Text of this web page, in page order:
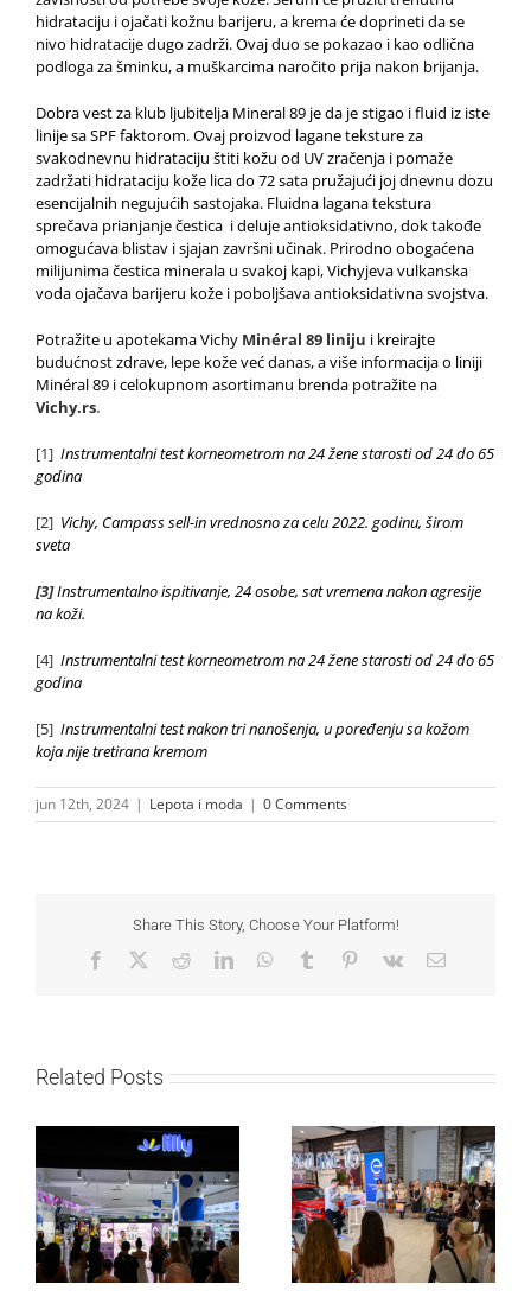
hidrataciju i ojačati kožnu barijeru, a krema će doprineti da se
nivo hidratacije dugo zadrži. Ovaj duo se pokazao i kao odlična
podloga za šminku, a muškarcima naročito prija nakon brijanja.
Dobra vest za klub ljubitelja Mineral 89 je da je stigao i fluid iz iste
linije sa SPF faktorom. Ovaj proizvod lagane teksture za
svakodnevnu hidrataciju štiti kožu od UV zračenja i pomaže
zadržati hidrataciju kože lica do 72 sata pružajući joj dnevnu dozu
esencijalnih negujućih sastojaka. Fluidna lagana tekstura
sprečava prianjanje čestica i deluje antioksidativno, dok takođe
omogućava blistav i sjajan završni učinak. Prirodno obogaćena
milijunima čestica minerala u svakoj kapi, Vichyjeva vulkanska
voda ojačava barijeru kože i poboljšava antioksidativna svojstva.
Potražite u apotekama Vichy Minéral 89 liniju i kreirajte
budućnost zdrave, lepe kože već danas, a više informacija o liniji
Minéral 89 i celokupnom asortimanu brenda potražite na
Vichy.rs.
[1] Instrumentalni test korneometrom na 24 žene starosti od 24 do 65
godina
[2] Vichy, Campass sell-in vrednosno za celu 2022. godinu, širom
sveta
[3]Instrumentalno ispitivanje, 24 osobe, sat vremena nakon agresije
na koži.
[4] Instrumentalni test korneometrom na 24 žene starosti od 24 do 65
godina
[5] Instrumentalni test nakon tri nanošenja, u poređenju sa kožom
koja nije tretirana kremom
jun 12th, 2024 | Lepota i moda | 0 Comments
Share This Story, Choose Your Platform!
Facebook RedditLinkedInWhatsApp
Tumblr Pinterest
Vk Email
Related Posts
Lilly Drogerie i L’Oréal
Paris Elseve na
Festivalu nege kose
predstavili Collagen
Lifter liniju i popuste do
30 odsto
Lilly Drogerie proslavile
10. online rođendan,
uručile automobil
Citroën C3 i najavile
saradnju sa
šampionkom Andreom